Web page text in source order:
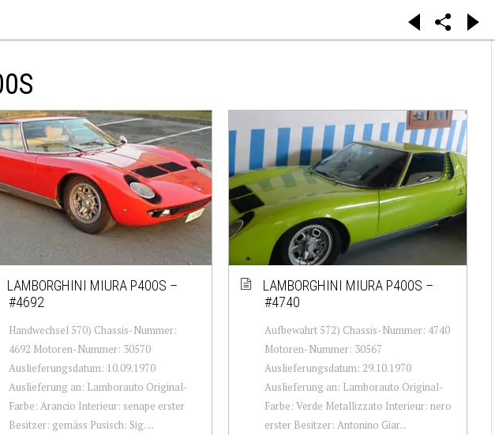
LAMBORGHINI MIURA P400S –
#4692
Handwechsel 570) Chassis-Nummer:
4692 Motoren-Nummer: 30570
Auslieferungsdatum: 10.09.1970
Auslieferung an: Lamborauto Original-
Farbe: Arancio Interieur: senape erster
Besitzer: gemäss Pusisch: Sig. ...
LAMBORGHINI MIURA P400S –
#4740
Aufbewahrt 572) Chassis-Nummer: 4740
Motoren-Nummer: 30567
Auslieferungsdatum: 29.10.1970
Auslieferung an: Lamborauto Original-
Farbe: Verde Metallizzato Interieur: nero
erster Besitzer: Antonino Giar...